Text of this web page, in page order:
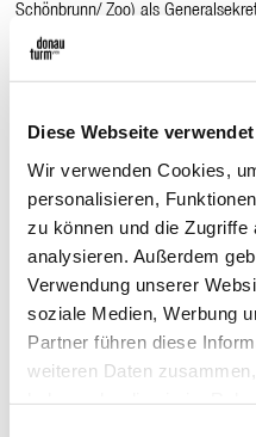
Diese Webseite
Wir verwenden Cookies,
personalisieren,
zu können und die
analysieren. Außerdem
Verwendung unserer
soziale Medien, Werbung
Partner führen diese
weiteren Daten
Schönbrunn/ Zoo) als
(Head of Strategy &
Affairs & Kommunikation, Heinz
Sophie Rabl als Partner- und